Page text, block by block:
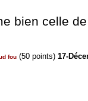
bien celle
fou (50 points) 17-